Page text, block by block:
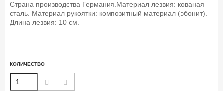
Страна производства Германия.Материал лезвия: кованая
сталь. Материал рукоятки: композитный материал (эбонит).
Длина лезвия: 10 см.
КОЛИЧЕСТВО